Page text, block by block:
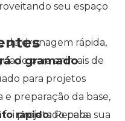
seu espaço
de drenagem rápida,
para animais de
para projetos
rápido:Receba sua
o gramado
e preparação da base,
foi projetado para